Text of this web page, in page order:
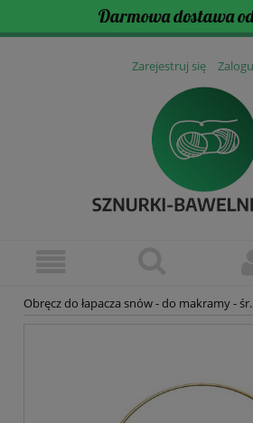
Darmowa dostawa
Zarejestruj się
Obręcz do łapacza snów - do makramy -